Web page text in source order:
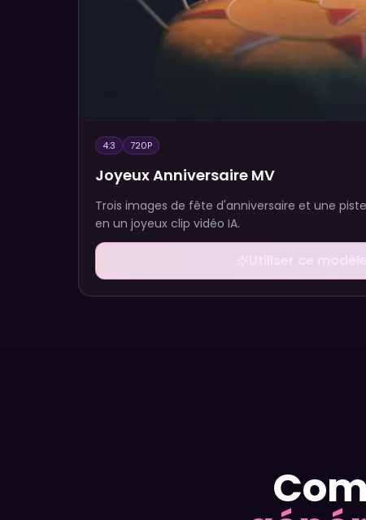
4:3 720P
Joyeux Anniversaire MV
Trois images de fête d'anniversaire et une
en un joyeux clip vidéo IA.